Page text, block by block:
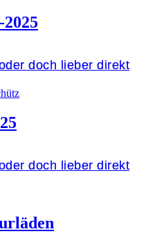
doch lieber direkt
doch lieber direkt